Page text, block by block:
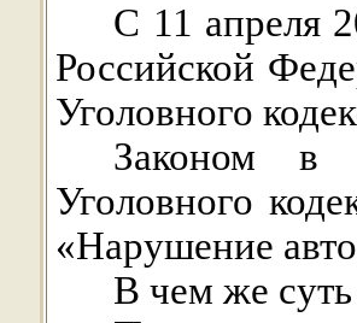
С 11 апреля
Российской
Уголовного
Законом в
Уголовного
«Нарушение
В чем же